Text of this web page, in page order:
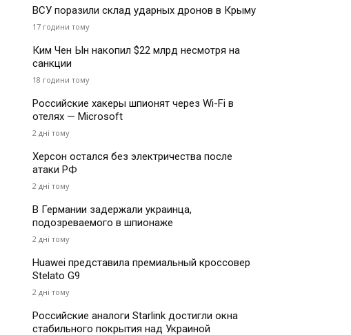
ВСУ поразили склад ударных дронов в Крыму
17 години тому
Ким Чен Ын накопил $22 млрд несмотря на
санкции
18 години тому
Российские хакеры шпионят через Wi-Fi в
отелях — Microsoft
2 дні тому
Херсон остался без электричества после
атаки РФ
2 дні тому
В Германии задержали украинца,
подозреваемого в шпионаже
2 дні тому
Huawei представила премиальный кроссовер
Stelato G9
2 дні тому
Российские аналоги Starlink достигли окна
стабильного покрытия над Украиной